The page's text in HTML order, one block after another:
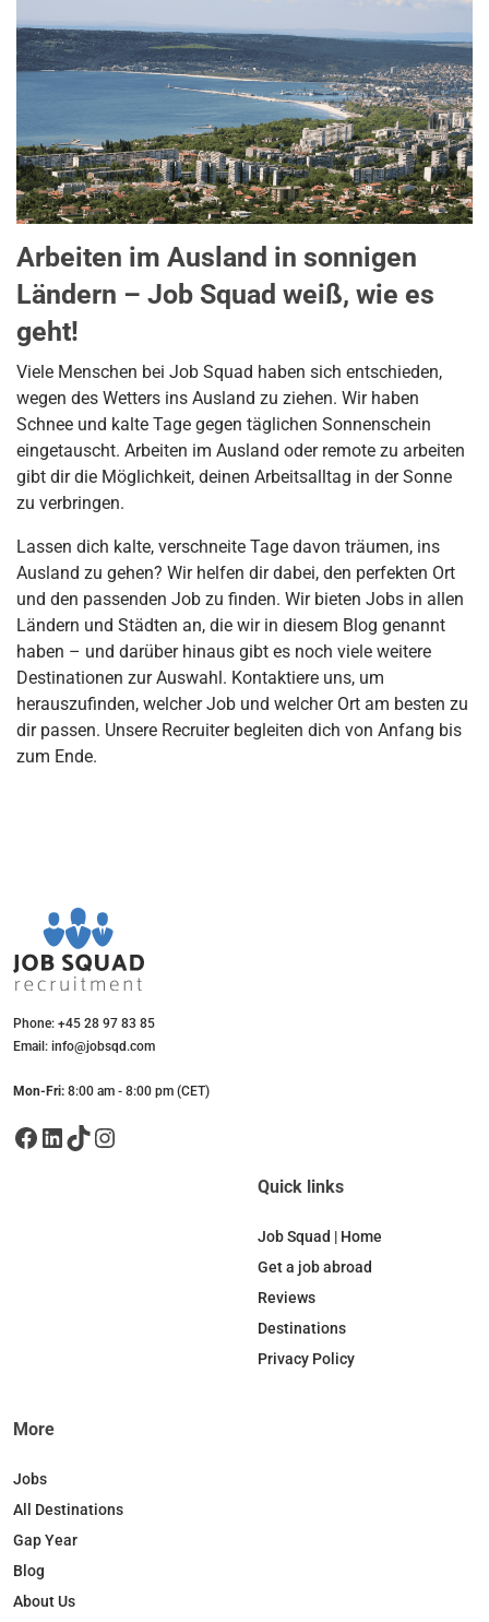
Arbeiten im Ausland in sonnigen
Ländern – Job Squad weiß, wie es
geht!
Viele Menschen bei Job Squad haben sich entschieden,
wegen des Wetters ins Ausland zu ziehen. Wir haben
Schnee und kalte Tage gegen täglichen Sonnenschein
eingetauscht. Arbeiten im Ausland oder remote zu arbeiten
gibt dir die Möglichkeit, deinen Arbeitsalltag in der Sonne
zu verbringen.
Lassen dich kalte, verschneite Tage davon träumen, ins
Ausland zu gehen? Wir helfen dir dabei, den perfekten Ort
und den passenden Job zu finden. Wir bieten Jobs in allen
Ländern und Städten an, die wir in diesem Blog genannt
haben – und darüber hinaus gibt es noch viele weitere
Destinationen zur Auswahl. Kontaktiere uns, um
herauszufinden, welcher Job und welcher Ort am besten zu
dir passen. Unsere Recruiter begleiten dich von Anfang bis
zum Ende.
Phone: +45 28 97 83 85
Email: info@jobsqd.com
Mon-Fri: 8:00 am - 8:00 pm (CET)
Facebook LinkedIn TikTok Instagram
Quick links
Job Squad | Home
Get a job abroad
Reviews
Destinations
Privacy Policy
More
Jobs
All Destinations
Gap Year
Blog
About Us